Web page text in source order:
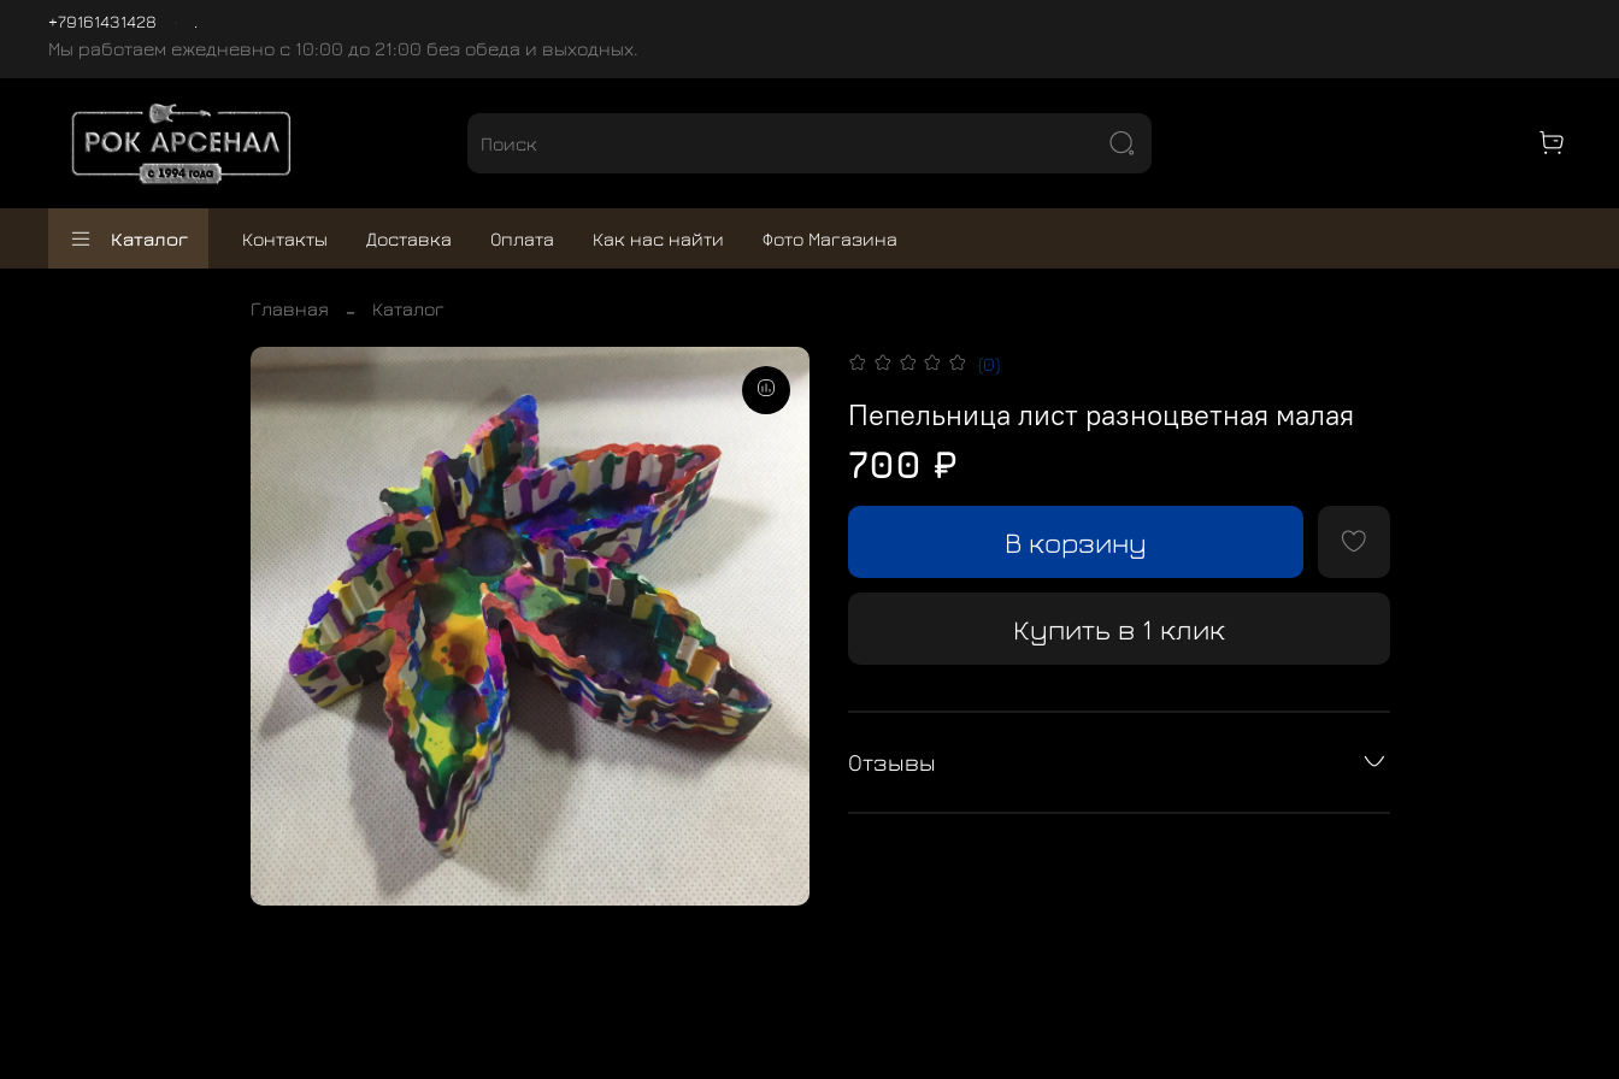
Мы работаем ежедневно с 10:00 до 21:00 без обеда и выходных.
+79161431428
Каталог Контакты Доставка Оплата Как нас найти Фото Магазина
Главная Каталог
(0)
Пепельница лист разноцветная малая
700 ₽
В корзину
Купить в 1 клик
Отзывы